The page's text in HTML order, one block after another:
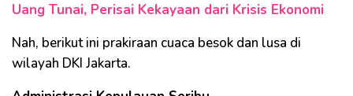
Uang Tunai, Perisai Kekayaan dari Krisis Ekonomi
Nah, berikut ini prakiraan cuaca besok dan lusa di
wilayah DKI Jakarta.